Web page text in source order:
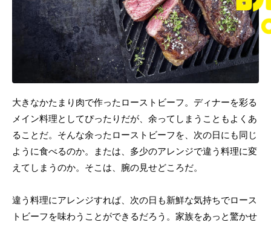
大きなかたまり肉で作ったローストビーフ。ディナーを彩る
メイン料理としてぴったりだが、余ってしまうこともよくあ
ることだ。そんな余ったローストビーフを、次の日にも同じ
ように食べるのか。または、多少のアレンジで違う料理に変
えてしまうのか。そこは、腕の見せどころだ。
違う料理にアレンジすれば、次の日も新鮮な気持ちでロース
トビーフを味わうことができるだろう。家族をあっと驚かせ